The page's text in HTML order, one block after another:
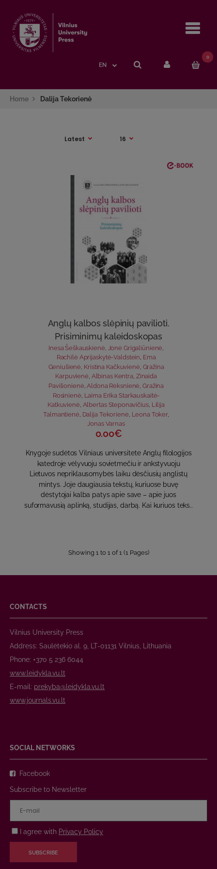
EN
0
Home Dalija Tekorienė
Anglų kalbos slėpinių pavilioti.
Prisiminimų kaleidoskopas
Inesa Šeškauskienė Jonė Grigaliūnienė
Rachilė Aprijaskytė-Valdstein, Ema
Geniušienė Kristina Kačkuvienė Gražina
Karpuvienė, Albinas Kentra, Zinaida
Pavilionienė,Aldona Rėksnienė,Gražina
Rosinienė Laima Erika Starkauskaitė-
Katkuvienė, Albertas Steponavičius, Lilija
Talmantienė Dalija Tekorienė Leona Toker,
Jonas Varnas
0.00€
Knygoje sudėtos Vilniaus universitete Anglų filologijos
katedroje vėlyvuoju sovietmečiu ir ankstyvuoju
Lietuvos nepriklausomybės laiku dėsčiusių anglistų
mintys. Joje daugiausia tekstų, kuriuose buvę
dėstytojai kalba patys apie save – apie juos
suformavusią aplinką, studijas, darbą. Kai kuriuos teks..
Showing 1 to 1 of 1 (1 Pages)
CONTACTS
Vilnius University Press
Address: Saulėtekio al. 9, LT-01131 Vilnius, Lithuania
Phone: +370 5 236 6044
www.leidykla.vu.lt
E-mail: prekyba@leidykla.vu.lt
www.journals.vu.lt
SOCIAL NETWORKS
Facebook
Subscribe to Newsletter
I agree with Privacy Policy
SUBSCRIBE